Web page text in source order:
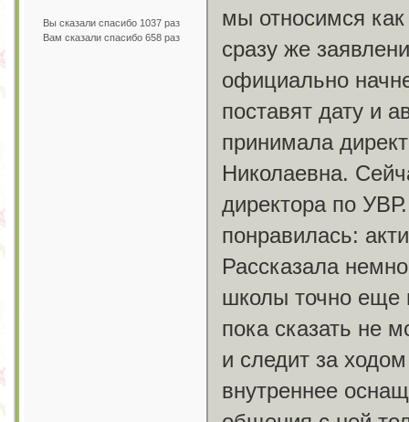
Вы сказали спасибо 1037 раз
Вам сказали спасибо 658 раз
мы относимся
сразу же
официально
поставят дату и
принимала
Николаевна.
директора по
понравилась:
Рассказала
школы точно еще
пока сказать не
и следит за
внутреннее